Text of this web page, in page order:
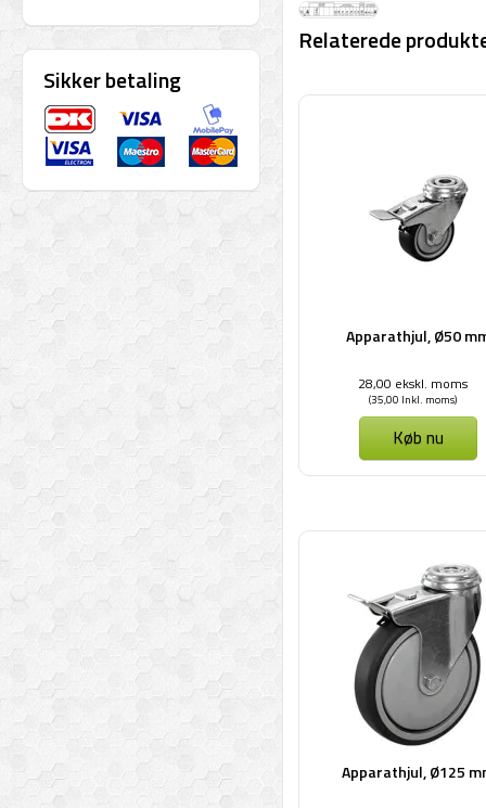
Relaterede
Apparathjul, Ø50
28,00 ekskl. moms
(35,00 Inkl. moms)
Køb nu
Apparathjul, Ø125
Sikker betaling